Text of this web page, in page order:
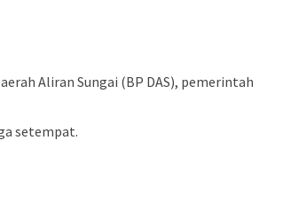
Aliran Sungai (BP DAS), pemerintah
setempat.